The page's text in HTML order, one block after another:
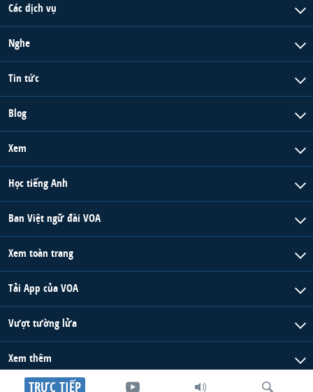
TRỰC TIẾP
Các dịch vụ
Nghe
Tin tức
Blog
Xem
Học tiếng Anh
Ban Việt ngữ đài VOA
Xem toàn trang
Tải App của VOA
Vượt tường lửa
Xem thêm